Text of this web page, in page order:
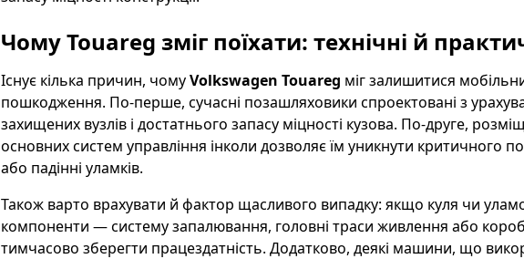
Чому Touareg зміг поїхати: технічні й
Існує кілька причин, чомуVolkswagen Touareg міг залишитися
пошкодження. По-перше, сучасні позашляховики спроектовані з
захищених вузлів і достатнього запасу міцності кузова. По-друге,
основних систем управління інколи дозволяє їм уникнути критичного
або падінні уламків.
Також варто врахувати й фактор щасливого випадку: якщо куля чи
компоненти — систему запалювання, головні траси живлення або
тимчасово зберегти працездатність. Додатково, деякі машини, що